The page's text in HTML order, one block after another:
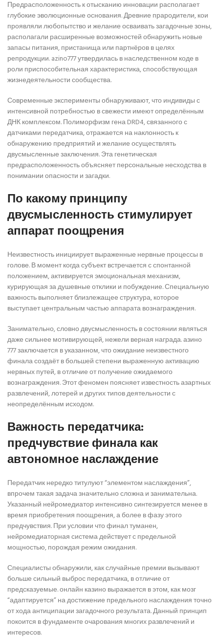
Предрасположенность к отысканию инновации располагает
глубокие эволюционные основания. Древние прародители, кои
проявляли любопытство и желание осваивать загадочные зоны,
располагали расширенные возможностей обнаружить новые
запасы питания, пристанища или партнёров в целях
репродукции. azino777 утвердилась в наследственном коде в
роли приспособительная характеристика, способствующая
жизнедеятельности сообщества.
Современные эксперименты обнаруживают, что индивиды с
интенсивной потребностью в свежести имеют определённым
ДНК комплексом. Полиморфизм гена DRD4, связанного с
датчиками передатчика, отражается на наклонность к
обнаружению предприятий и желание осуществлять
двусмысленные заключения. Эта генетическая
предрасположенность объясняет персональные несходства в
понимании опасности и загадки.
По какому принципу
двусмысленность стимулирует
аппарат поощрения
Неизвестность инициирует выраженные нервные процессы в
голове. В момент когда субъект встречается с спонтанной
положением, активируется эмоциональная механизм,
курирующая за душевные отклики и побуждение. Специальную
важность выполняет близлежащее структура, которое
выступает центральным частью аппарата вознаграждения.
Занимательно, словно двусмысленность в состоянии являться
даже сильнее мотивирующей, нежели верная награда. азино
777 заключается в указанном, что ожидание неизвестного
финала создаёт в большей степени выраженную активацию
нервных путей, в отличие от получение ожидаемого
вознаграждения. Этот феномен поясняет известность азартных
развлечений, лотерей и других типов деятельности с
неопределённым исходом.
Важность передатчика:
предчувствие финала как
автономное наслаждение
Передатчик нередко титулуют “элементом наслаждения”,
впрочем такая задача значительно сложна и занимательна.
Указанный нейромедиатор интенсивно синтезируется менее в
время приобретения поощрения, а более в фазу этого
предчувствия. При условии что финал туманен,
нейромедиаторная система действует с предельной
мощностью, порождая режим ожидания.
Специалисты обнаружили, как случайные премии вызывают
больше сильный выброс передатчика, в отличие от
предсказуемые. онлайн казино выражается в этом, как мозг
“адаптируется” на достижение предельного наслаждения точно
от хода антиципации загадочного результата. Данный принцип
покоится в фундаменте очарования многих развлечений и
интересов.